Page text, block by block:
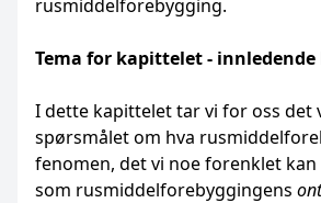
rusmiddelforebygging.
Tema for kapittelet -
I dette kapittelet tar vi for oss det
spørsmålet om hva
fenomen, det vi noe forenklet
som rusmiddelforebyggingens